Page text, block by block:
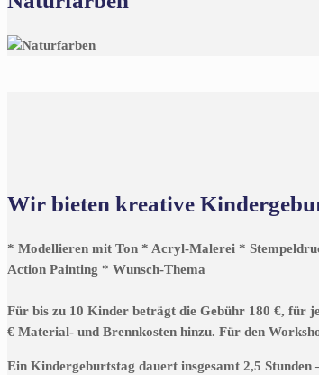
Wir bieten kreative
* Modellieren mit Ton * Acryl-Malerei *
Action Painting * Wunsch-Thema
Für bis zu 10 Kinder beträgt die Gebühr 180 €, für
€ Material- und Brennkosten hinzu. Für den
Ein Kindergeburtstag dauert insgesamt 2,5